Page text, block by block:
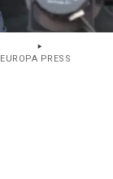
EUROPA PRESS